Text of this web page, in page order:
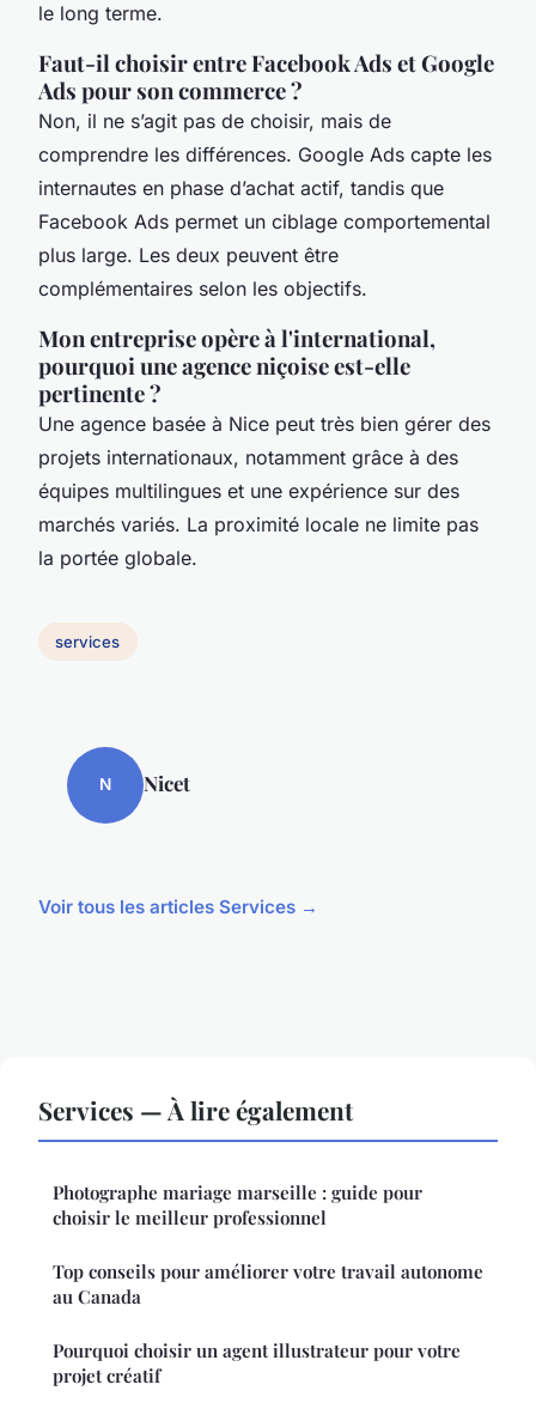
le long terme.
Faut-il choisir entre Facebook Ads et Google
Ads pour son commerce ?
Non, il ne s’agit pas de choisir, mais de
comprendre les différences. Google Ads capte les
internautes en phase d’achat actif, tandis que
Facebook Ads permet un ciblage comportemental
plus large. Les deux peuvent être
complémentaires selon les objectifs.
Mon entreprise opère à l'international,
pourquoi une agence niçoise est-elle
pertinente ?
Une agence basée à Nice peut très bien gérer des
projets internationaux, notamment grâce à des
équipes multilingues et une expérience sur des
marchés variés. La proximité locale ne limite pas
la portée globale.
services
N Nicet
Voir tous les articles Services →
Services — À lire également
Photographe mariage marseille : guide pour
choisir le meilleur professionnel
Top conseils pour améliorer votre travail autonome
au Canada
Pourquoi choisir un agent illustrateur pour votre
projet créatif